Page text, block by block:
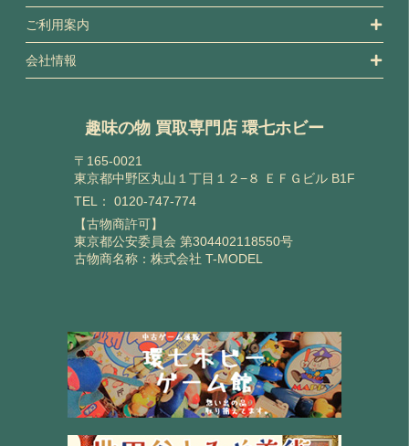
ご利用案内
会社情報
趣味の物 買取専門店 環七ホビー
〒165-0021
東京都中野区丸山１丁目１２−８ ＥＦＧビル B1F
TEL： 0120-747-774
【古物商許可】
東京都公安委員会 第304402118550号
古物商名称：株式会社 T-MODEL